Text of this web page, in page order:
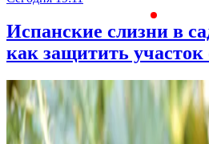
Испанские слизни в
как защитить участок